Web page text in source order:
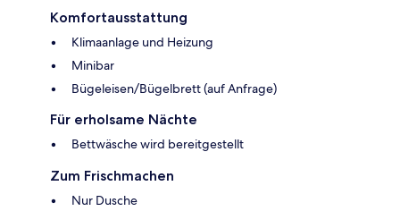
Komfortausstattung
Klimaanlage und Heizung
Minibar
Bügeleisen/Bügelbrett (auf Anfrage)
Für erholsame Nächte
Bettwäsche wird bereitgestellt
Zum Frischmachen
Nur Dusche